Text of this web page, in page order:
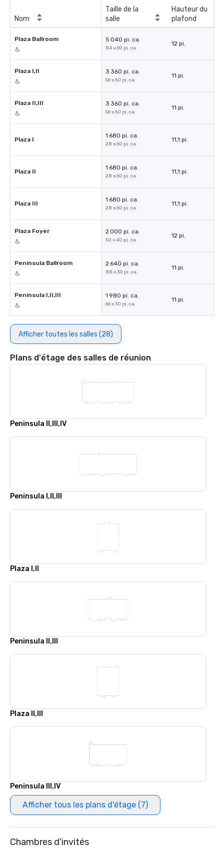
Nom
Taille de la
salle
Hauteur du
plafond
Plaza Ballroom 5 040 pi. ca.
84 x 60 pi. ca.
12 pi.
Plaza I,II 3 360 pi. ca.
56 x 60 pi. ca.
11 pi.
Plaza II,III 3 360 pi. ca.
56 x 60 pi. ca.
11 pi.
Plaza I
1 680 pi. ca.
28 x 60 pi. ca.
11,1 pi.
Plaza II
1 680 pi. ca.
28 x 60 pi. ca.
11,1 pi.
Plaza III
1 680 pi. ca.
28 x 60 pi. ca.
11,1 pi.
Plaza Foyer 2 000 pi. ca.
50 x 40 pi. ca.
12 pi.
Peninsula Ballroom 2 640 pi. ca.
88 x 30 pi. ca.
11 pi.
Peninsula I,II,III 1 980 pi. ca.
66 x 30 pi. ca.
11 pi.
Afficher toutes les salles (28)
Plans d'étage des salles de réunion
Peninsula II,III,IV
Peninsula I,II,III
Plaza I,II
Peninsula II,III
Plaza II,III
Peninsula III,IV
Afficher tous les plans d'étage (7)
Chambres d'invités